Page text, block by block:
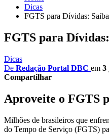
Dicas
FGTS para Dívidas:
FGTS para
Dicas
De Redação Portal DBC em 3
Compartilhar
Aproveite o FGTS
Milhões de brasileiros que
do Tempo de Serviço (FGTS)